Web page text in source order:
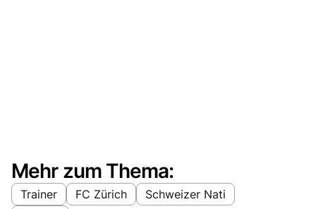
Mehr zum Thema:
Trainer FC Zürich
Schweizer Nati